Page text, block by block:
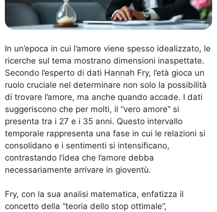
In un’epoca in cui l’amore viene spesso idealizzato, le
ricerche sul tema mostrano dimensioni inaspettate.
Secondo l’esperto di dati Hannah Fry, l’età gioca un
ruolo cruciale nel determinare non solo la possibilità
di trovare l’amore, ma anche quando accade. I dati
suggeriscono che per molti, il “vero amore” si
presenta tra i 27 e i 35 anni. Questo intervallo
temporale rappresenta una fase in cui le relazioni si
consolidano e i sentimenti si intensificano,
contrastando l’idea che l’amore debba
necessariamente arrivare in gioventù.
Fry, con la sua analisi matematica, enfatizza il
concetto della “teoria dello stop ottimale”,